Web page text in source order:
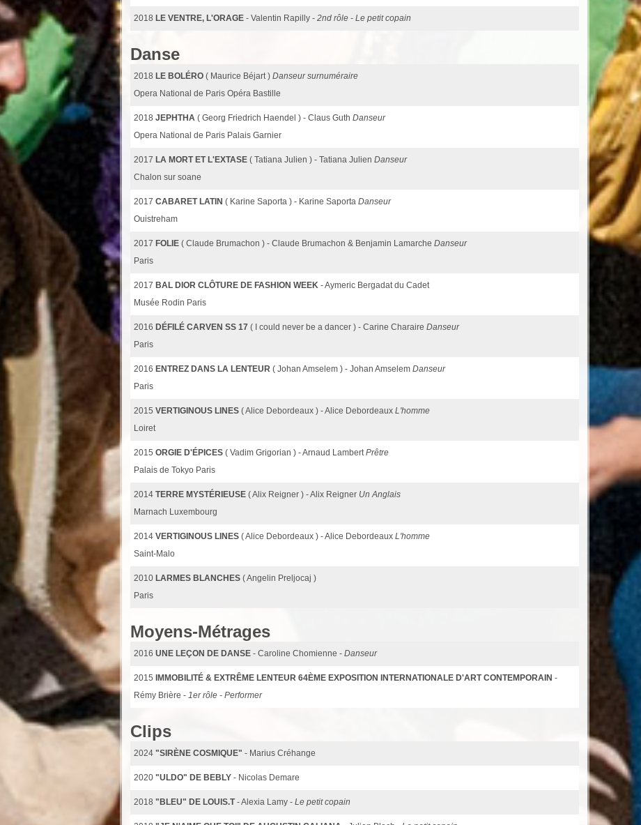
2018 LE VENTRE, L'ORAGE - Valentin Rapilly - 2nd rôle - Le petit copain
Danse
2018 LE BOLÉRO ( Maurice Béjart ) Danseur surnuméraire
Opera National de Paris Opéra Bastille
2018 JEPHTHA ( Georg Friedrich Haendel ) - Claus Guth Danseur
Opera National de Paris Palais Garnier
2017 LA MORT ET L'EXTASE ( Tatiana Julien ) - Tatiana Julien Danseur
Chalon sur soane
2017 CABARET LATIN ( Karine Saporta ) - Karine Saporta Danseur
Ouistreham
2017 FOLIE ( Claude Brumachon ) - Claude Brumachon & Benjamin Lamarche Danseur
Paris
2017 BAL DIOR CLÔTURE DE FASHION WEEK - Aymeric Bergadat du Cadet
Musée Rodin Paris
2016 DÉFILÉ CARVEN SS 17 ( I could never be a dancer ) - Carine Charaire Danseur
Paris
2016 ENTREZ DANS LA LENTEUR ( Johan Amselem ) - Johan Amselem Danseur
Paris
2015 VERTIGINOUS LINES ( Alice Debordeaux ) - Alice Debordeaux L'homme
Loiret
2015 ORGIE D'ÉPICES ( Vadim Grigorian ) - Arnaud LambertPrêtre
Palais de Tokyo Paris
2014 TERRE MYSTÉRIEUSE ( Alix Reigner ) - Alix Reigner Un Anglais
Marnach Luxembourg
2014 VERTIGINOUS LINES ( Alice Debordeaux ) - Alice Debordeaux L'homme
Saint-Malo
2010 LARMES BLANCHES ( Angelin Preljocaj )
Paris
Moyens-Métrages
2016 UNE LEÇON DE DANSE - Caroline Chomienne - Danseur
2015 IMMOBILITÉ & EXTRÊME LENTEUR 64ÈME EXPOSITION INTERNATIONALE D'ART CONTEMPORAIN -
Rémy Brière - 1er rôle - Performer
Clips
2024 "SIRÈNE COSMIQUE" - Marius Créhange
2020 "ULDO" DE BEBLY - Nicolas Demare
2018 "BLEU" DE LOUIS.T - Alexia Lamy - Le petit copain